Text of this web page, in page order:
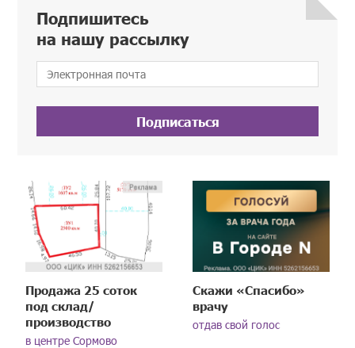
Подпишитесь
на нашу рассылку
Подписаться
Продажа 25 соток
под склад/
производство
в центре Сормово
Скажи «Спасибо»
врачу
отдав свой голос